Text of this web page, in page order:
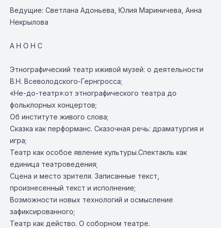
Ведущие: Светлана Адоньева, Юлия Мариничева, Анна
Некрылова
А Н О Н С
Этнографический театр иживой музей: о деятельности
В.Н. Всеволодского-Гернгросса;
«Не-до-театр»:от этнографического театра до
фольклорных концертов;
Об институте живого слова;
Сказка как перформанс. Сказочная речь: драматургия и
игра;
Театр как особое явление культуры.Спектакль как
единица театроведения;
Сцена и место зрителя. Записанные текст,
произнесенный текст и исполнение;
Возможности новых технологий и осмысление
зафиксированного;
Театр как действо. О соборном театре.